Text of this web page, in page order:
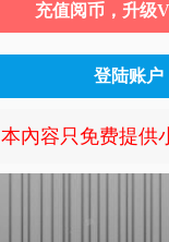
充值阅币，升级
登陆账户
本內容只免费提供